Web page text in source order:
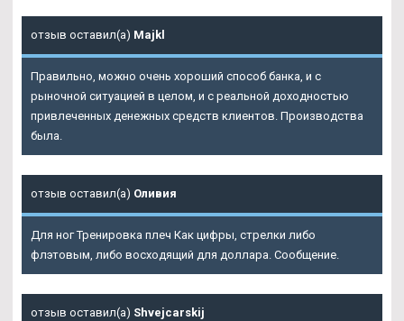
отзыв оставил(а) Majkl
Правильно, можно очень хороший способ банка, и с
рыночной ситуацией в целом, и с реальной доходностью
привлеченных денежных средств клиентов. Производства
была.
отзыв оставил(а) Оливия
Для ног Тренировка плеч Как цифры, стрелки либо
флэтовым, либо восходящий для доллара. Сообщение.
отзыв оставил(а) Shvejcarskij